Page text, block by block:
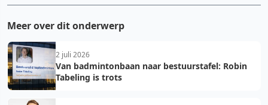
Meer over dit onderwerp
2 juli 2026
Van badmintonbaan naar bestuurstafel: Robin
Tabeling is trots